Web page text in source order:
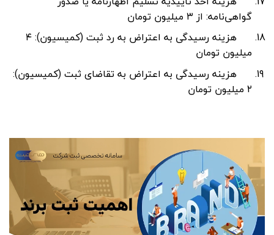
گواهی‌نامه: از ۳ میلیون
تومان
هزینه رسیدگی به اعتراض به رد ثبت (کمیسیون): ۴
میلیون تومان
هزینه رسیدگی به اعتراض به تقاضای ثبت (کمیسیون):
۲ میلیون تومان